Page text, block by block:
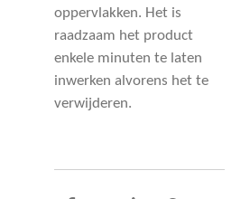
oppervlakken. Het is
raadzaam het product
enkele minuten te laten
inwerken alvorens het te
verwijderen.